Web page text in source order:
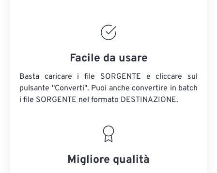
Facile da usare
Basta caricare i file SORGENTE e cliccare sul
pulsante "Converti". Puoi anche convertire in batch
i file SORGENTE nel formato DESTINAZIONE.
Migliore qualità